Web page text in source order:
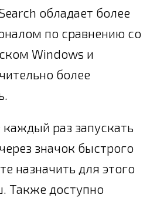
обладает более
по сравнению со
Windows и
более
раз запускать
значок быстрого
назначить для этого
Также доступно